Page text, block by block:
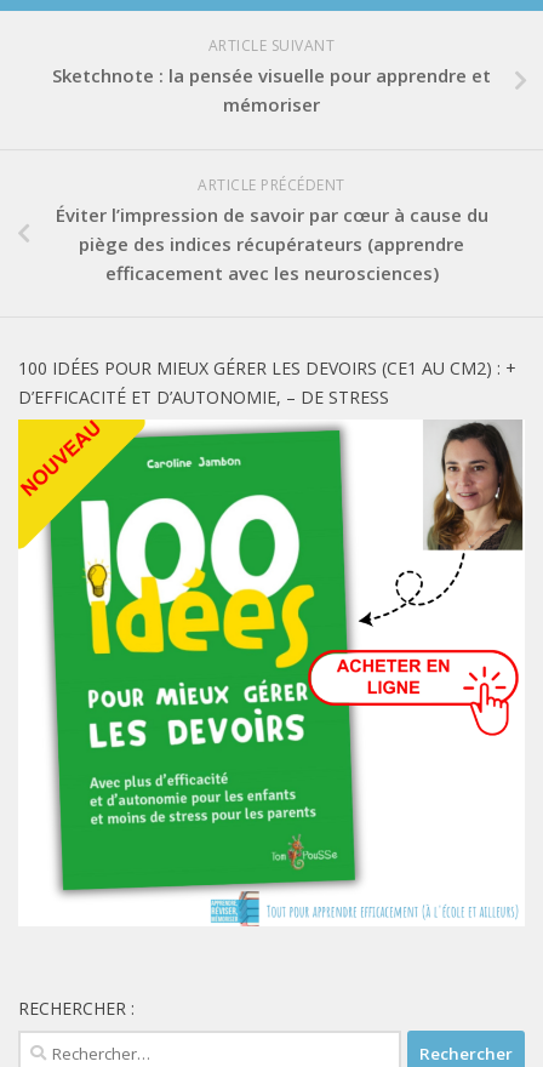
ARTICLE SUIVANT
Sketchnote : la pensée visuelle pour apprendre et
mémoriser
ARTICLE PRÉCÉDENT
Éviter l’impression de savoir par cœur à cause du
piège des indices récupérateurs (apprendre
efficacement avec les neurosciences)
100 IDÉES POUR MIEUX GÉRER LES DEVOIRS (CE1 AU CM2) : +
D’EFFICACITÉ ET D’AUTONOMIE, – DE STRESS
RECHERCHER :
Rechercher :